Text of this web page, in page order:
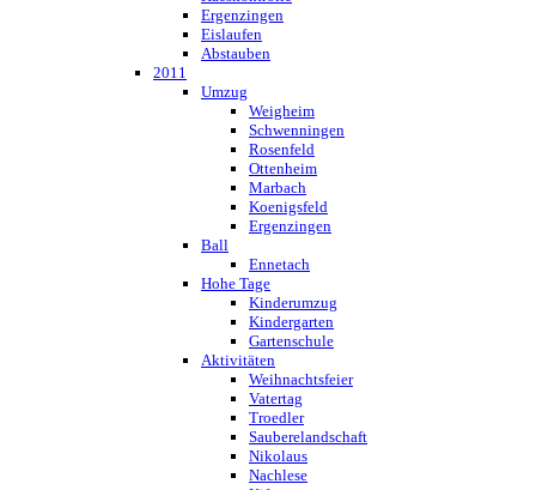
Ergenzingen
Eislaufen
Abstauben
2011
Umzug
Weigheim
Schwenningen
Rosenfeld
Ottenheim
Marbach
Koenigsfeld
Ergenzingen
Ball
Ennetach
Hohe Tage
Kinderumzug
Kindergarten
Gartenschule
Aktivitäten
Weihnachtsfeier
Vatertag
Troedler
Sauberelandschaft
Nikolaus
Nachlese